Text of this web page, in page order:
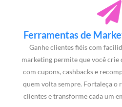
Ferramentas de
Ganhe clientes fiéis com
marketing permite que você crie
com cupons, cashbacks e
quem volta sempre. Fortaleça o
clientes e transforme cada um